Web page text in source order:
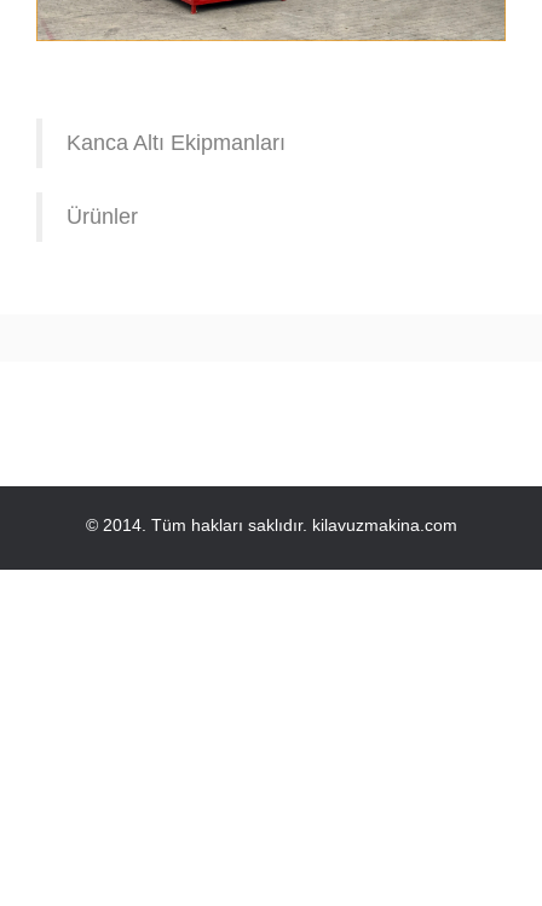
Kanca Altı Ekipmanları
Ürünler
© 2014. Tüm hakları saklıdır. kilavuzmakina.com